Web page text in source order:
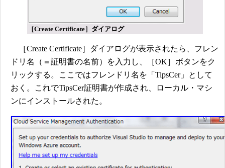
［Create Certificate］ダイアログ
［Create Certificate］ダイアログが表示されたら、フレン
ドリ名（＝証明書の名前）を入力し、［OK］ボタンをク
リックする。ここではフレンドリ名を「TipsCer」として
おく。これでTipsCer証明書が作成され、ローカル・マシ
ンにインストールされた。